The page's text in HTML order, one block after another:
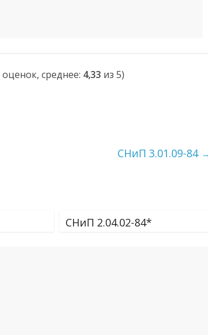
оценок, среднее: 4,33 из 5)
СНиП 3.01.09-84
СНиП 2.04.02-84*